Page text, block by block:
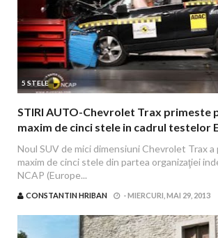
5 STELE
STIRI AUTO-Chevrolet Trax primeste
maxim de cinci stele in cadrul testelor
Noul SUV de mici dimensiuni Chevrolet Trax
maxim de cinci stele din partea organizaţiei
NCAP (Europe...
CONSTANTIN HRIBAN -MIERCURI, MAI 29, 2013